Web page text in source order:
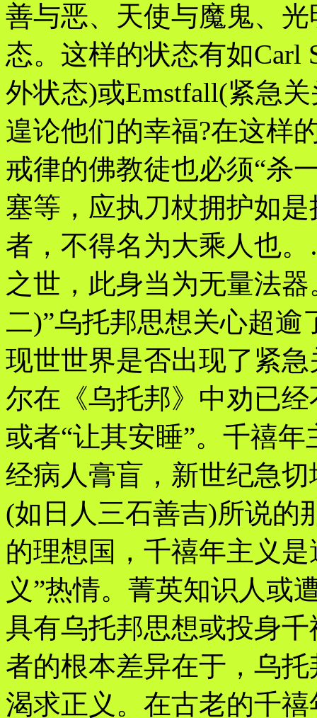
善与恶、天使与魔鬼、
态。这样的状态有如Carl
外状态)或Emstfall(紧急
遑论他们的幸福?在这样
戒律的佛教徒也必须“杀
塞等，应执刀杖拥护如
者，不得名为大乘人也
之世，此身当为无量法
二)”乌托邦思想关心超
现世世界是否出现了紧
尔在《乌托邦》中劝已
或者“让其安睡”。千禧
经病人膏盲，新世纪急
(如日人三石善吉)所说的
的理想国，千禧年主义
义”热情。菁英知识人或
具有乌托邦思想或投身
者的根本差异在于，乌
渴求正义。在古老的千